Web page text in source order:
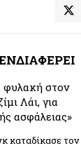
φυλακή στον
Λάι, για
ασφάλειας»
καταδίκασε τον